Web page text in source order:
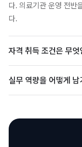
다. 의료기관 운영 전반
다.
자격 취득 조건은 무엇
부를 확인하는 것이 중
구됩니다.
실무 역량을 어떻게 남